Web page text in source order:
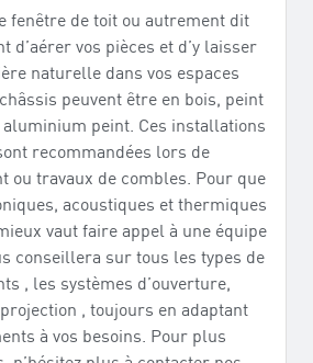
fenêtre de toit ou autrement dit
d’aérer vos pièces et d’y laisser
naturelle dans vos espaces
peuvent être en bois, peint
peint. Ces installations
recommandées lors de
ou travaux de combles. Pour que
acoustiques et thermiques
vaut faire appel à une équipe
conseillera sur tous les types de
, les systèmes d’ouverture,
, toujours en adaptant
à vos besoins. Pour plus